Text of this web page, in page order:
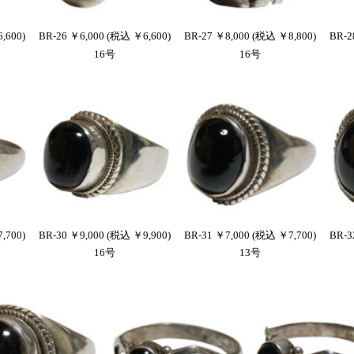
BR-26 ￥6,000 (税込 ￥6,600) BR-27 ￥8,000 (税込 ￥8,800)
BR-
16号
16号
BR-30 ￥9,000 (税込 ￥9,900) BR-31 ￥7,000 (税込 ￥7,700)
BR-
16号
13号